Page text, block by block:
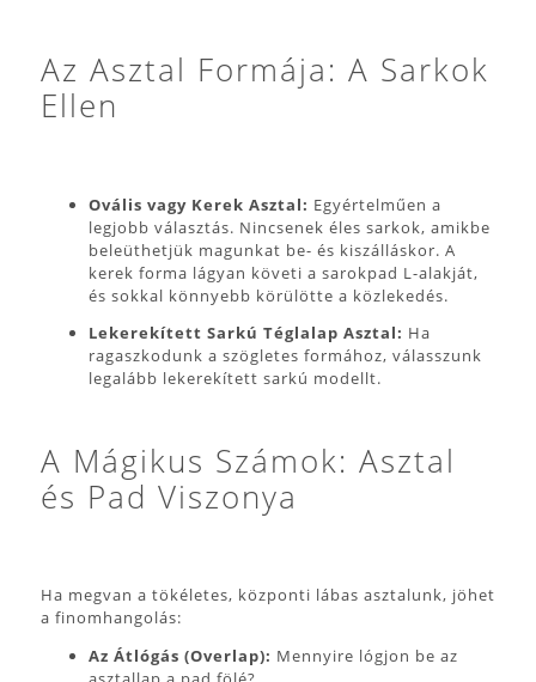
Az Asztal Formája: A Sarkok
Ellen
Ovális vagy Kerek Asztal: Egyértelműen a
legjobb választás. Nincsenek éles sarkok, amikbe
beleüthetjük magunkat be- és kiszálláskor. A
kerek forma lágyan követi a sarokpad L-alakját,
és sokkal könnyebb körülötte a közlekedés.
Lekerekített Sarkú Téglalap Asztal: Ha
ragaszkodunk a szögletes formához, válasszunk
legalább lekerekített sarkú modellt.
A Mágikus Számok: Asztal
és Pad Viszonya
Ha megvan a tökéletes, központi lábas asztalunk, jöhet
a finomhangolás:
Az Átlógás (Overlap): Mennyire lógjon be az